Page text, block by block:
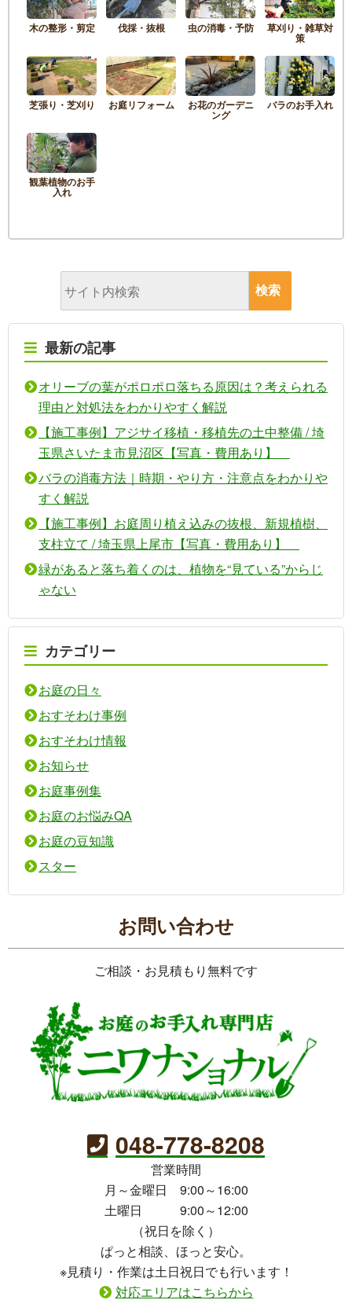
木の整形・剪定 伐採・抜根 虫の消毒・予防 草刈り・雑草対
策
芝張り・芝刈り お庭リフォーム お花のガーデニ
ング
バラのお手入れ
観葉植物のお手
入れ
最新の記事
オリーブの葉がポロポロ落ちる原因は？考えられる
理由と対処法をわかりやすく解説
【施工事例】アジサイ移植・移植先の土中整備 / 埼
玉県さいたま市見沼区【写真・費用あり】
バラの消毒方法｜時期・やり方・注意点をわかりや
すく解説
【施工事例】お庭周り植え込みの抜根、新規植樹、
支柱立て / 埼玉県上尾市【写真・費用あり】
緑があると落ち着くのは、植物を“見ている”からじ
ゃない
カテゴリー
お庭の日々
おすそわけ事例
おすそわけ情報
お知らせ
お庭事例集
お庭のお悩みQA
お庭の豆知識
スター
お問い合わせ
ご相談・お見積もり無料です
048-778-8208
営業時間
月～金曜日 9:00～16:00
土曜日 9:00～12:00
（祝日を除く）
ぱっと相談、ほっと安心。
※見積り・作業は土日祝日でも行います！
対応エリアはこちらから